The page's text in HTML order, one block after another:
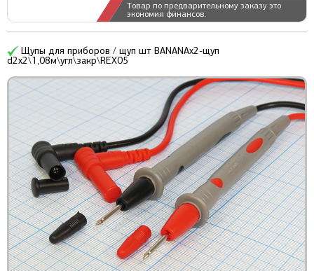
Товар по предварительному заказу это
экономия финансов.
Щупы для приборов / щуп шт BANANAx2-щуп
d2x2\1,08м\угл\закр\REX05